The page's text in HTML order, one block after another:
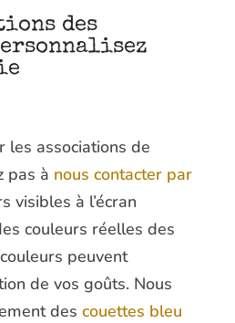
des
les associations de
pas à nous contacter par
visibles à l’écran
couleurs réelles des
peuvent
de vos goûts. Nous
des couettes bleu